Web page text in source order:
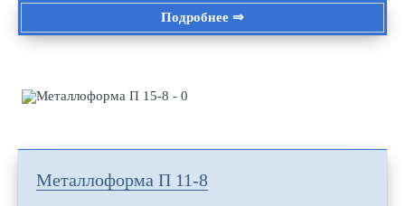
Подробнее ⇒
Металлоформа П 11-8